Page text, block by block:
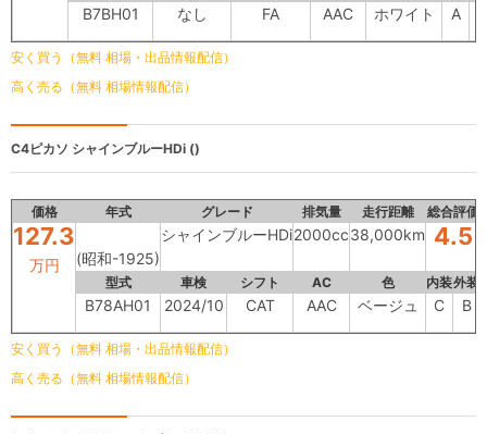
B7BH01 なし FA AAC ホワイト A
安く買う（無料 相場・出品情報配信）
高く売る（無料 相場情報配信）
C4ピカソ シャインブルーHDi ()
価格 年式 グレード 排気量 走行距離 総合評価
127.3
万円 (昭和-1925)
シャインブルーHDi2000cc38,000km 4.5
型式 車検 シフト AC 色 内装外装
B78AH01 2024/10 CAT AAC ベージュ C B
安く買う（無料 相場・出品情報配信）
高く売る（無料 相場情報配信）